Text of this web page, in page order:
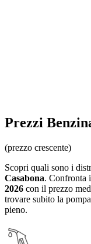
Prezzi
(prezzo crescente)
Scopri quali sono i
Casabona. Confronta
2026 con il prezzo
trovare subito la
pieno.